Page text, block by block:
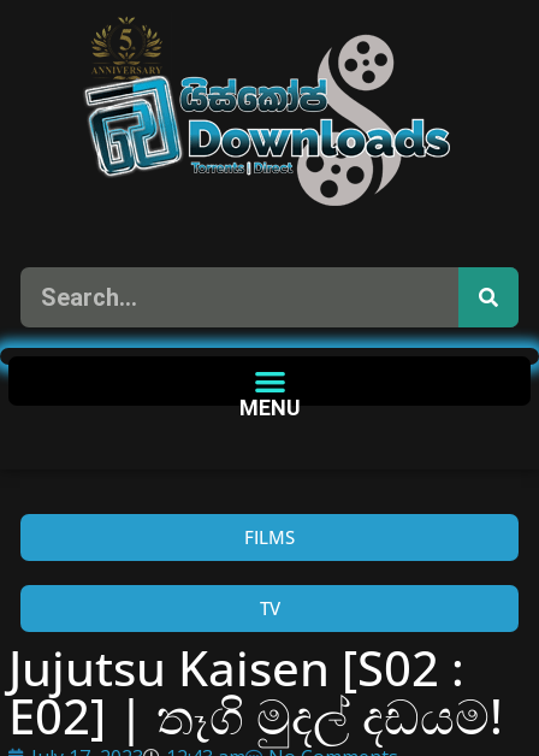
MENU
FILMS
TV
Jujutsu Kaisen [S02 :
E02] | තෑගි මුදල් දඩයම!